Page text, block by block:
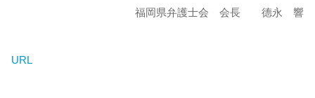
福岡県弁護士会 会長 德永 響
URL